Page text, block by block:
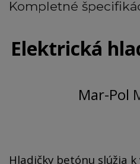
Kompletné
Elektrická
Mar-Pol
Hladičky betónu slúžia